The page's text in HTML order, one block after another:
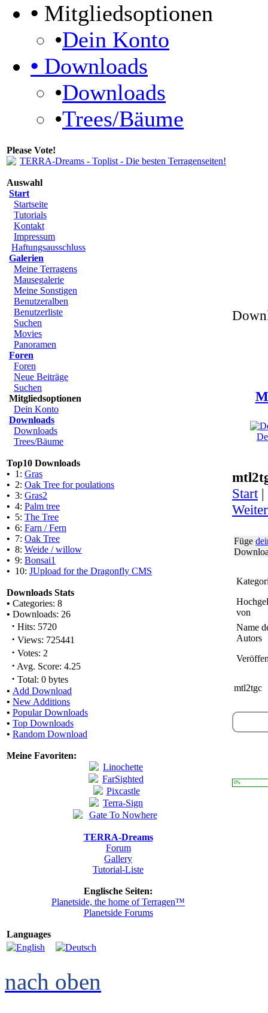
• Mitgliedsoptionen
•Dein Konto
• Downloads
•Downloads
•Trees/Bäume
Please Vote!
Auswahl
Start
Startseite
Tutorials
Kontakt
Impressum
Haftungsausschluss
Galerien
Meine Terragens
Mausegalerie
Meine Sonstigen
Benutzeralben
Benutzerliste
Suchen
Movies
Panoramen
Foren
Foren
Neue Beiträge
Suchen
Mitgliedsoptionen
Dein Konto
Downloads
Downloads
Trees/Bäume
Top10 Downloads
• 1: Gras
• 2: Oak Tree for poulations
• 3: Gras2
• 4: Palm tree
• 5: The Tree
• 6: Farn / Fern
• 7: Oak Tree
• 8: Weide / willow
• 9: Bonsai1
• 10: JUpload for the Dragonfly CMS
Downloads Stats
• Categories: 8
• Downloads: 26
· Hits: 5720
· Views: 725441
· Votes: 2
· Avg. Score: 4.25
· Total: 0 bytes
• Add Download
• New Additions
• Popular Downloads
• Top Downloads
• Random Download
Meine Favoriten:
TERRA-Dreams
Forum
Gallery
Tutorial-Liste
Englische Seiten:
Planetside, the home of Terragen™
Planetside Forums
Languages
Start |
Füge
von
Name
Autors
mtl2tgc
0%
nach oben